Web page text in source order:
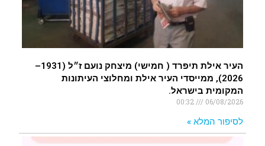
העיר אילת תיפרד ( חמישי) מיצחק נועם ז״ל (1931–
2026), ממייסדי העיר אילת ומחלוצי העיתונות
המקומית בישראל.
06/08/2026
00:32
לסיפור המלא »